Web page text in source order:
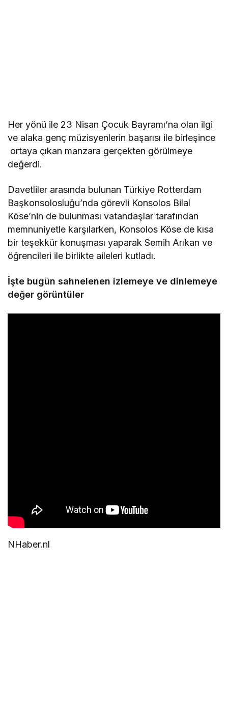
Her yönü ile 23 Nisan Çocuk Bayramı’na olan ilgi
ve alaka genç müzisyenlerin başarısı ile birleşince
ortaya çıkan manzara gerçekten görülmeye
değerdi.
Davetliler arasında bulunan Türkiye Rotterdam
Başkonsolosluğu’nda görevli Konsolos Bilal
Köse’nin de bulunması vatandaşlar tarafından
memnuniyetle karşılarken, Konsolos Köse de kısa
bir teşekkür konuşması yaparak Semih Arıkan ve
öğrencileri ile birlikte aileleri kutladı.
İşte bugün sahnelenen izlemeye ve dinlemeye
değer görüntüler
NHaber.nl